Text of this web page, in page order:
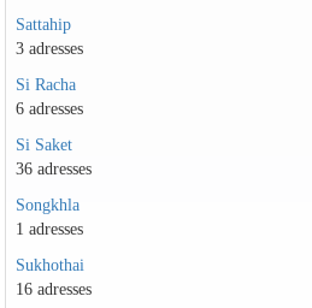
Sattahip
3 adresses
Si Racha
6 adresses
Si Saket
36 adresses
Songkhla
1 adresses
Sukhothai
16 adresses